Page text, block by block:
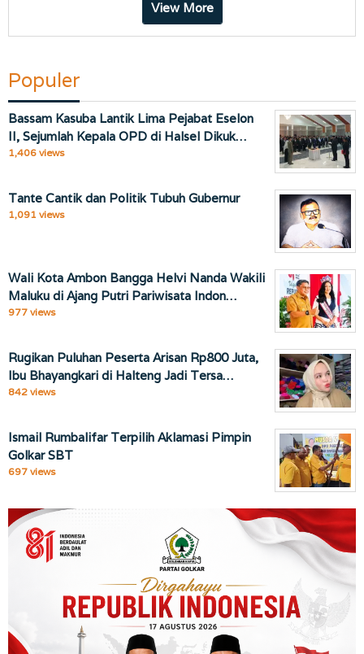
View More
Populer
Bassam Kasuba Lantik Lima Pejabat Eselon
II, Sejumlah Kepala OPD di Halsel Dikuk…
1,406 views
Tante Cantik dan Politik Tubuh Gubernur
1,091 views
Wali Kota Ambon Bangga Helvi Nanda Wakili
Maluku di Ajang Putri Pariwisata Indon…
977 views
Rugikan Puluhan Peserta Arisan Rp800 Juta,
Ibu Bhayangkari di Halteng Jadi Tersa…
842 views
Ismail Rumbalifar Terpilih Aklamasi Pimpin
Golkar SBT
697 views